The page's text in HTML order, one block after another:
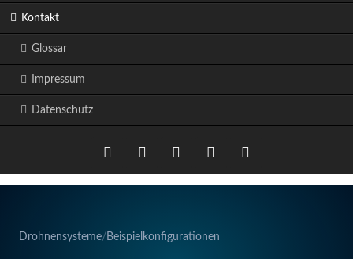
Kontakt
Glossar
Impressum
Datenschutz
Drohnensysteme/ Beispielkonfigurationen